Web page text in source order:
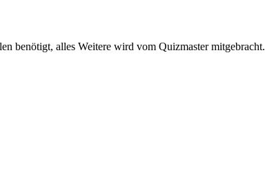
benötigt, alles Weitere wird vom Quizmaster mitgebracht.